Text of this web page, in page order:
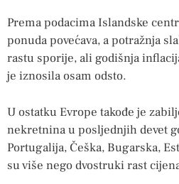
Prema podacima Islandske
ponuda povećava, a potražnja
rastu sporije, ali godišnja
je iznosila osam odsto.
U ostatku Evrope takođe je
nekretnina u posljednjih devet
Portugalija, Češka, Bugarska,
su više nego dvostruki rast